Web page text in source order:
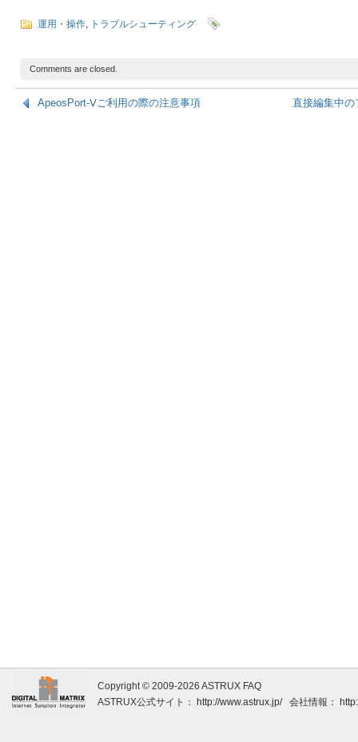
運用・操作, トラブルシューティング
Comments are closed.
ApeosPort-Ⅴご利用の際の注意事項 直接編集中の
Copyright © 2009-2026 ASTRUX FAQ
ASTRUX公式サイト：
http://www.astrux.jp/会社情報：